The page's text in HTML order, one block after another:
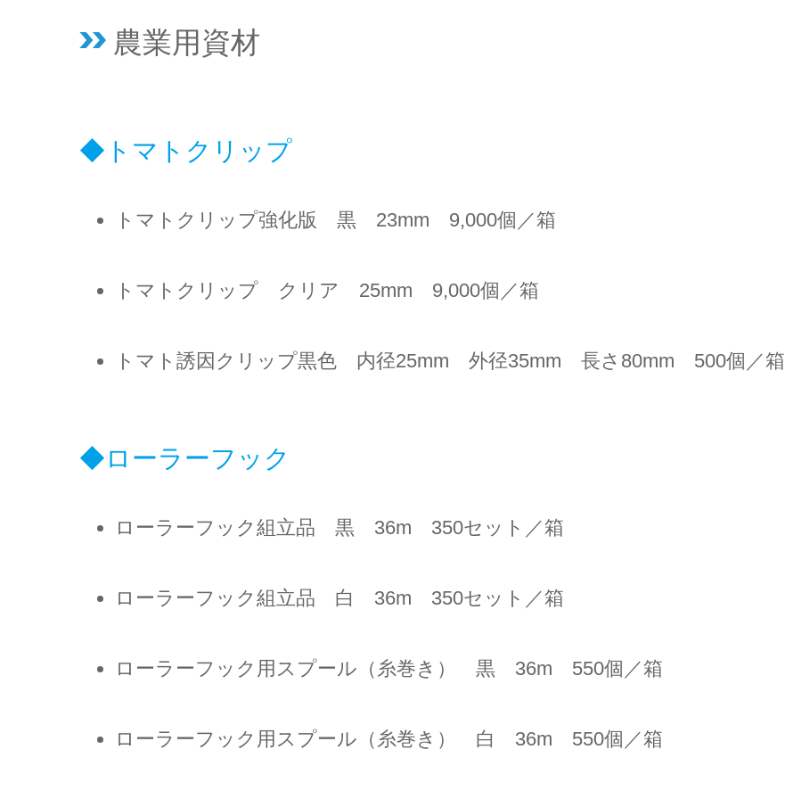
農業用資材
トマトクリップ
トマトクリップ強化版 黒 23mm 9,000個／箱
トマトクリップ クリア 25mm 9,000個／箱
トマト誘因クリップ黒色 内径25mm 外径35mm 長さ80mm 500個／箱
ローラーフック
ローラーフック組立品 黒 36m 350セット／箱
ローラーフック組立品 白 36m 350セット／箱
ローラーフック用スプール（糸巻き） 黒 36m 550個／箱
ローラーフック用スプール（糸巻き） 白 36m 550個／箱